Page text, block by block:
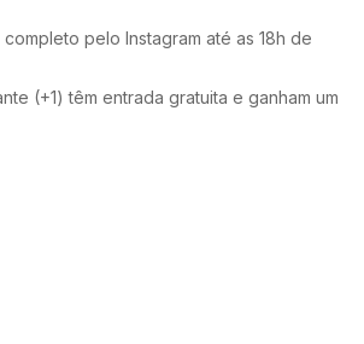
pelo Instagram até as 18h de
(+1) têm entrada gratuita e ganham um